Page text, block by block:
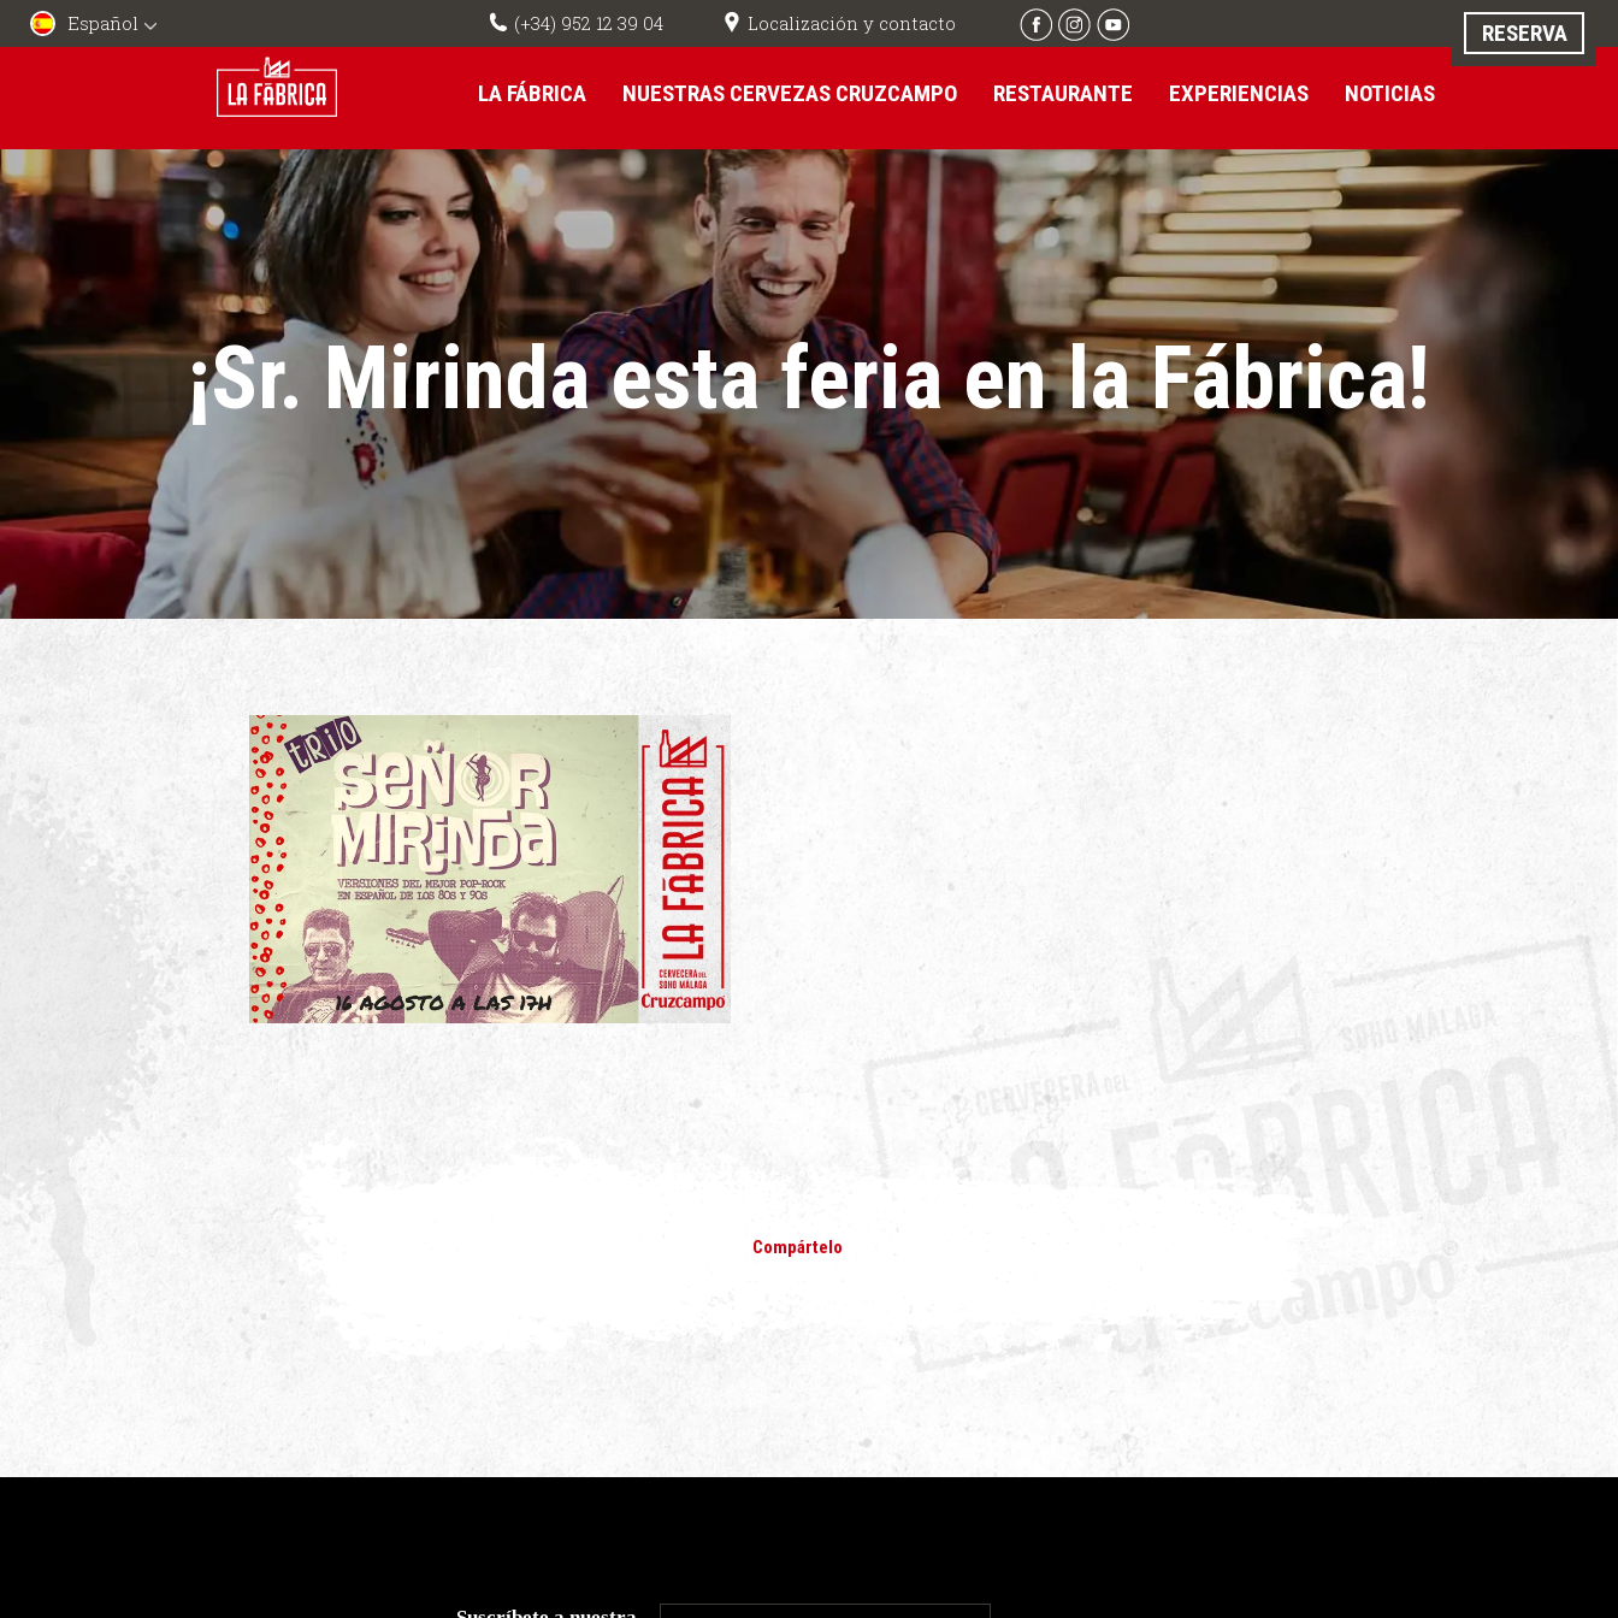
Español (+34) 952 12 39 04 Localización y contacto RESERVA
LA FÁBRICA NUESTRAS CERVEZAS CRUZCAMPO RESTAURANTE EXPERIENCIAS NOTICIAS
¡Sr. Mirinda esta feria en la Fábrica!
Compártelo